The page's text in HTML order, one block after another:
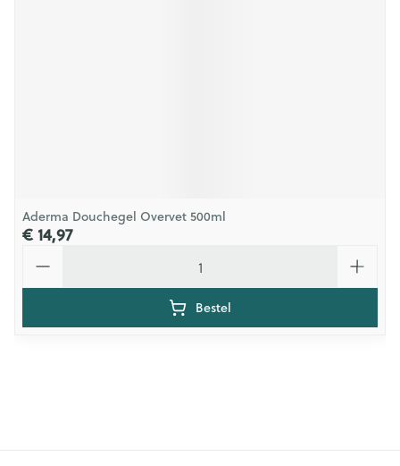
Aderma Douchegel Overvet 500ml
€ 14,97
Bestel